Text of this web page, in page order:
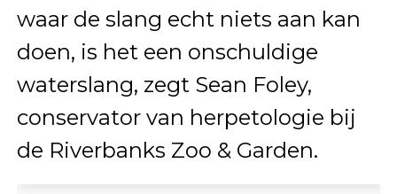
waar de slang echt niets aan kan
doen, is het een onschuldige
waterslang, zegt Sean Foley,
conservator van herpetologie bij
de Riverbanks Zoo & Garden.